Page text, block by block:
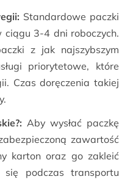
Standardowe paczki
ciągu 3-4 dni roboczych.
z jak najszybszym
priorytetowe, które
Czas doręczenia takiej
Aby wysłać paczkę
zawartość
karton oraz go zakleić
podczas transportu